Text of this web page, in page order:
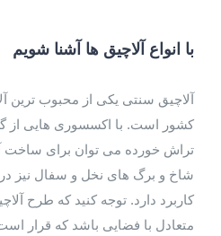
با انواع آلاچیق ها آشنا شویم
آلاچیق سنتی یکی از محبوب ترین
کشور است. با اکسسوری هایی از
تراش خورده می توان برای ساخت
شاخ و برگ های نخل و سفال نیز
کاربرد دارد. توجه کنید که طرح
متعادل با فضایی باشد که قرار